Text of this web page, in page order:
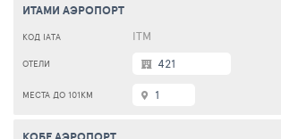
ИТАМИ АЭРОПОРТ
ITM
421
1